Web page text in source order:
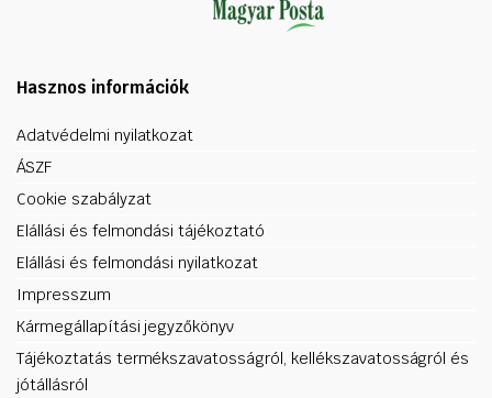
Hasznos információk
Adatvédelmi nyilatkozat
ÁSZF
Cookie szabályzat
Elállási és felmondási tájékoztató
Elállási és felmondási nyilatkozat
Impresszum
Kármegállapítási jegyzőkönyv
Tájékoztatás termékszavatosságról, kellékszavatosságról és
jótállásról